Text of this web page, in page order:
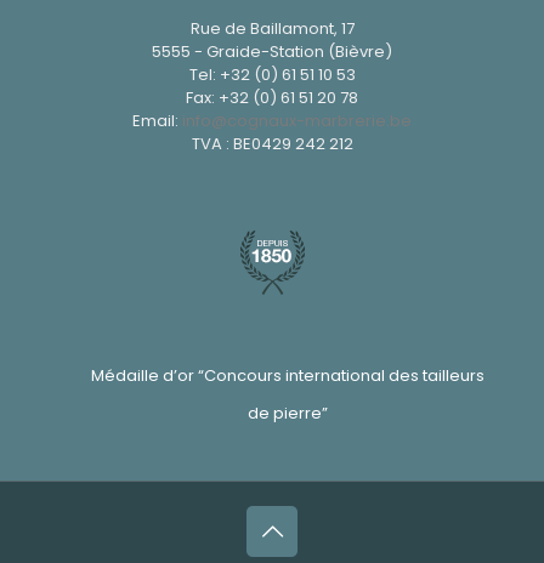
Rue de Baillamont, 17
5555 - Graide-Station (Bièvre)
Tel: +32 (0) 61 51 10 53
Fax: +32 (0) 61 51 20 78
Email: info@cognaux-marbrerie.be
TVA : BE0429 242 212
Médaille d’or “Concours international des tailleurs
de pierre”